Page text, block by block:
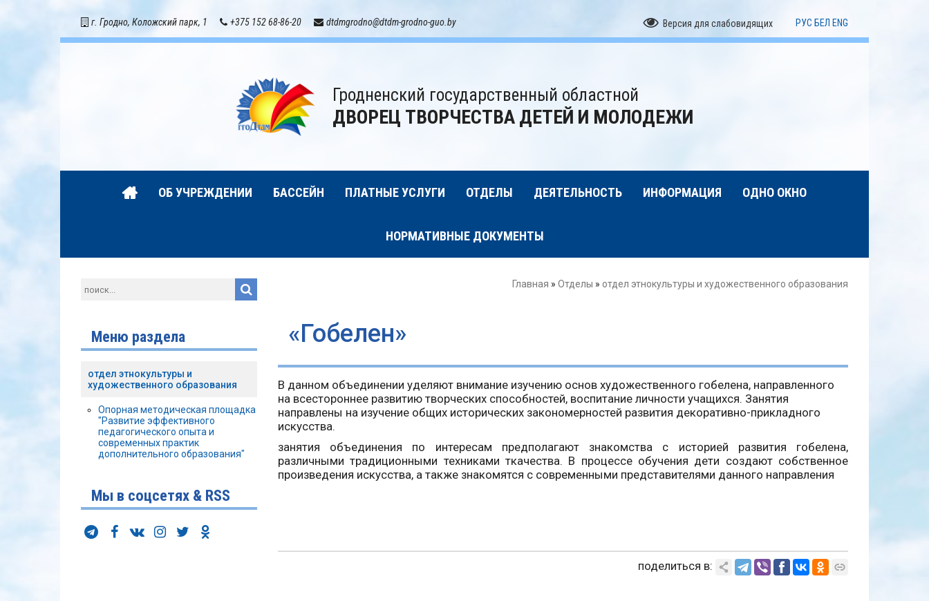
г. Гродно, Коложский парк, 1 +375 152 68-86-20 dtdmgrodno@dtdm-grodno-guo.by Версия для слабовидящих РУС БЕЛ ENG
Гродненский государственный областной
ДВОРЕЦ ТВОРЧЕСТВА ДЕТЕЙ И МОЛОДЕЖИ
ОБ УЧРЕЖДЕНИИ БАССЕЙН ПЛАТНЫЕ УСЛУГИ ОТДЕЛЫ ДЕЯТЕЛЬНОСТЬ ИНФОРМАЦИЯ ОДНО ОКНО
НОРМАТИВНЫЕ ДОКУМЕНТЫ
Главная » Отделы » отдел этнокультуры и художественного образования
«Гобелен»
В данном объединении уделяют внимание изучению основ художественного гобелена, направленного
на всестороннее развитию творческих способностей, воспитание личности учащихся. Занятия
направлены на изучение общих исторических закономерностей развития декоративно-прикладного
искусства.
занятия объединения по интересам предполагают знакомства с историей развития гобелена,
различными традиционными техниками ткачества. В процессе обучения дети создают собственное
произведения искусства, а также знакомятся с современными представителями данного направления
поделиться в:
Меню раздела
отдел этнокультуры и
художественного образования
Опорная методическая площадка
"Развитие эффективного
педагогического опыта и
современных практик
дополнительного образования"
Мы в соцсетях & RSS